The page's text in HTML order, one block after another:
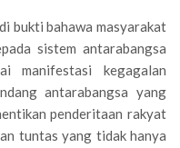
bahawa masyarakat
sistem antarabangsa
manifestasi kegagalan
antarabangsa yang
penderitaan rakyat
tuntas yang tidak hanya